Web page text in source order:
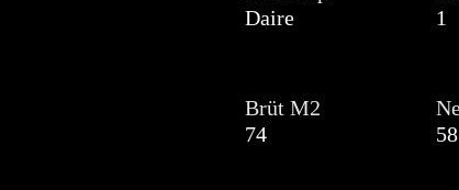
Daire
Brüt M2
74
1
58